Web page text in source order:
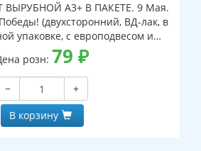
ВЫРУБНОЙ А3+ В ПАКЕТЕ. 9 Мая.
(двухсторонний, ВД-лак, в
упаковке, с европодвесом и
клеевым клапаном)
розн: 79 ₽
−
+
В корзину